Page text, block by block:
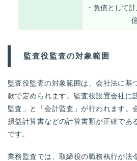
・負債として
監査役監査の対象範囲
監査役監査の対象範囲は、会社法に基
款で定められます。監査役設置会社に
監査」と「会計監査」が行われます。
損益計算書などの計算書類が正確であ
です。
業務監査では、取締役の職務執行が法